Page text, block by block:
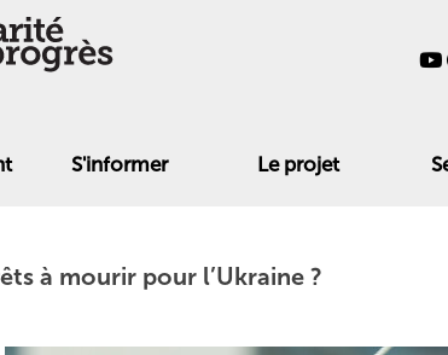
S'informer Le projet
à mourir pour l’Ukraine ?